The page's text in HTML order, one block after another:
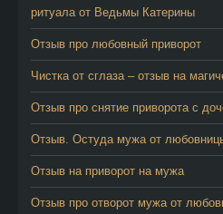
ритуала от Ведьмы Катерины
Отзыв про любовный приворот
Чистка от сглаза – отзыв на
Отзыв про снятие приворота с
Отзыв. Остуда мужа от
Отзыв на приворот на мужа
Отзыв про отворот мужа от